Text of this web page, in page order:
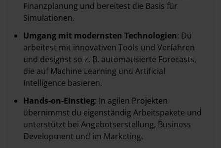
Finanzplanung und bereitest die Basis für
Simulationen.
Umgang mit modernsten Technologien: Du
arbeitest mit innovativen Tools und Verfahren
und designst so z. B. automatisierte Forecasts,
die auf Machine Learning und Artificial
Intelligence basieren.
Hands-on-Einstieg: In agilen Projekten
übernimmst du eigenständig Arbeitspakete und
unterstützt bei Angebotserstellung, Business
Development und im Marketing.